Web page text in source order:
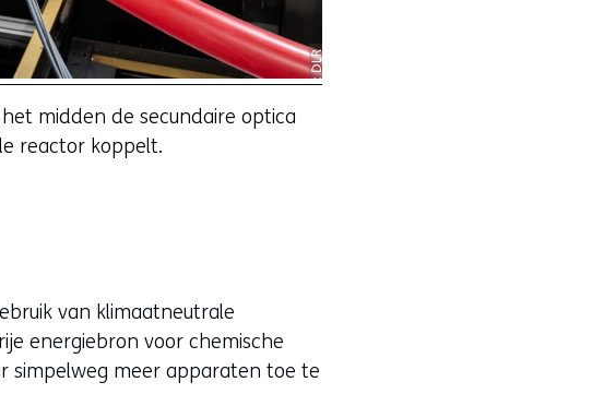
midden de secundaire optica
reactor koppelt.
van klimaatneutrale
energiebron voor chemische
simpelweg meer apparaten toe te